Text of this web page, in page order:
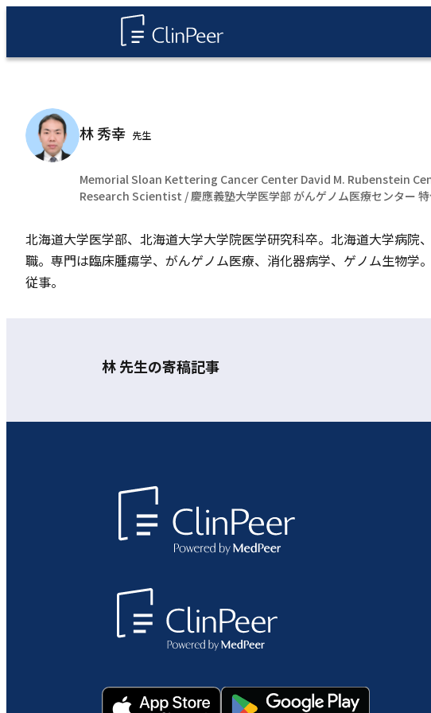
林 秀幸 先生
Memorial Sloan Kettering Cancer Center David M. Rubenstein
Research Scientist / 慶應義塾大学医学部 がんゲノム医療センター
北海道大学医学部、北海道大学大学院医学研究科卒。北海道大学病
職。専門は臨床腫瘍学、がんゲノム医療、消化器病学、ゲノム生物
従事。
林 先生の寄稿記事